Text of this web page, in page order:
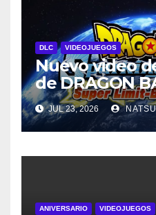
DLC VIDEOJUEGOS
Nuevo video
de DRAGON
ZERO detalla
Breaking NEO
JUL 23, 2026
ANIVERSARIO VIDEOJUEGOS